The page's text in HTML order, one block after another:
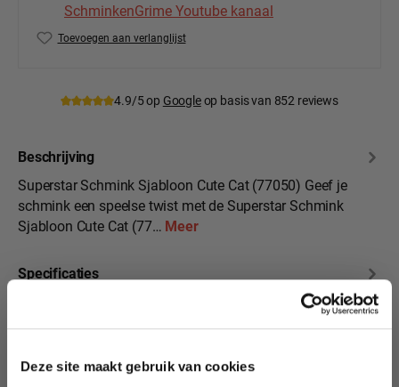
Deze site maakt gebruik van cookies
SchminkenGrime Youtube kanaal
Toevoegen aan verlanglijst
4.9/5 op Googleop basis van 852 reviews
Beschrijving
Superstar Schmink Sjabloon Cute Cat (77050) Geef je
schmink een speelse twist met de Superstar Schmink
Sjabloon Cute Cat (77… Meer
Specificaties
10% korting?